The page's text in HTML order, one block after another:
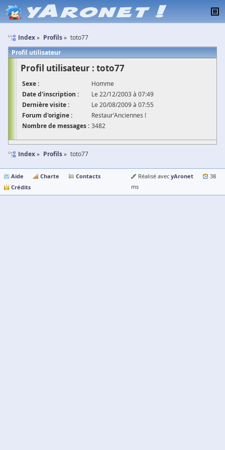
Index Profils toto77
Profil utilisateur
Profil utilisateur : toto77
Sexe : Homme
Date d'inscription : Le 22/12/2003 à 07:49
Dernière visite : Le 20/08/2009 à 07:55
Forum d'origine : Restaur'Anciennes !
Nombre de messages : 3482
Index Profils toto77
Aide Charte
Contacts
Crédits
Réalisé avec yAronet
38
ms